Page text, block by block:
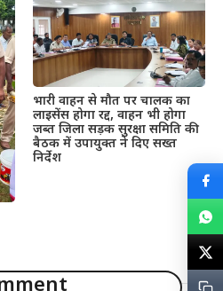
भारी वाहन से मौत पर चालक का
लाइसेंस होगा रद्द, वाहन भी होगा
जब्त जिला सड़क सुरक्षा समिति की
बैठक में उपायुक्त ने दिए सख्त
निर्देश